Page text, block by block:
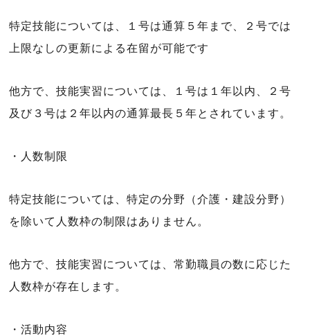
特定技能については、１号は通算５年まで、２号では
上限なしの更新による在留が可能です
他方で、技能実習については、１号は１年以内、２号
及び３号は２年以内の通算最長５年とされています。
・人数制限
特定技能については、特定の分野（介護・建設分野）
を除いて人数枠の制限はありません。
他方で、技能実習については、常勤職員の数に応じた
人数枠が存在します。
・活動内容